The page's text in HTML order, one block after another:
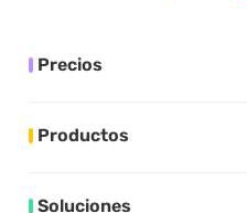
Precios
Productos
Soluciones